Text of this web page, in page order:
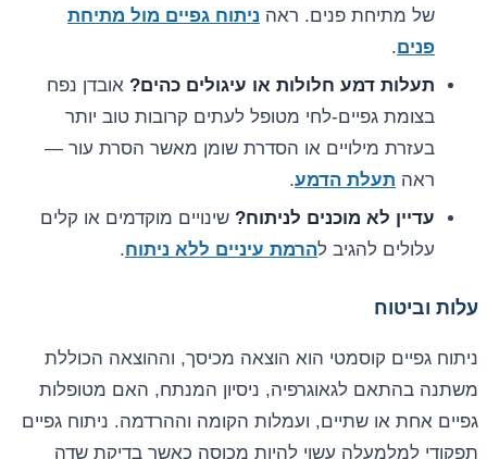
של מתיחת פנים. ראה ניתוח גפיים מול מתיחת
פנים.
תעלות דמע חלולות או עיגולים כהים? אובדן נפח
בצומת גפיים-לחי מטופל לעתים קרובות טוב יותר
בעזרת מילויים או הסדרת שומן מאשר הסרת עור —
ראה תעלת הדמע.
עדיין לא מוכנים לניתוח? שינויים מוקדמים או קלים
עלולים להגיב להרמת עיניים ללא ניתוח.
עלות וביטוח
ניתוח גפיים קוסמטי הוא הוצאה מכיסך, וההוצאה הכוללת
משתנה בהתאם לגאוגרפיה, ניסיון המנתח, האם מטופלות
גפיים אחת או שתיים, ועמלות הקומה וההרדמה. ניתוח גפיים
תפקודי למלמעלה עשוי להיות מכוסה כאשר בדיקת שדה